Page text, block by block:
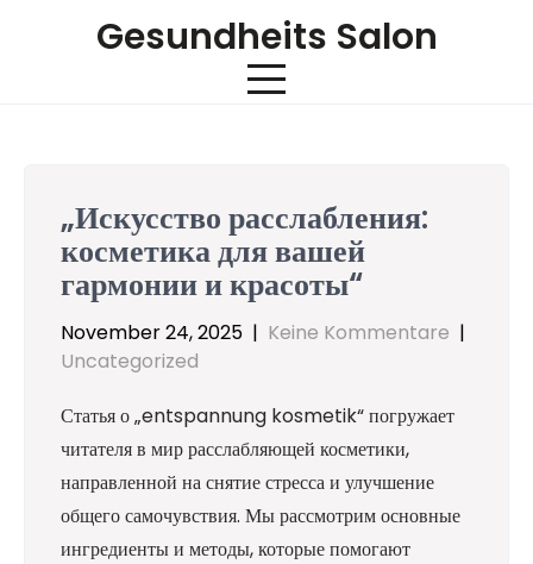
Gesundheits Salon
„Искусство расслабления:
косметика для вашей
гармонии и красоты“
November 24, 2025 | Keine Kommentare |
Uncategorized
Статья о „entspannung kosmetik“ погружает
читателя в мир расслабляющей косметики,
направленной на снятие стресса и улучшение
общего самочувствия. Мы рассмотрим основные
ингредиенты и методы, которые помогают